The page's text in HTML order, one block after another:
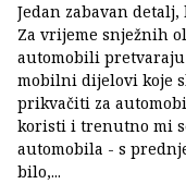
Jedan zabavan
Za vrijeme snježnih
automobili pretvaraju
mobilni dijelovi koje
prikvačiti za
koristi i trenutno mi
automobila - s
bilo,...